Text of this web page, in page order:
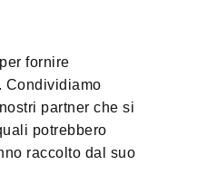
fornire
Condividiamo
partner che si
potrebbero
raccolto dal suo
Condizioni di Vendita
Criteri
©2026 All rights reserved.
40124 - Bologna | P.I. e C.F.
Telefono
+39 051 6583111
PEC: